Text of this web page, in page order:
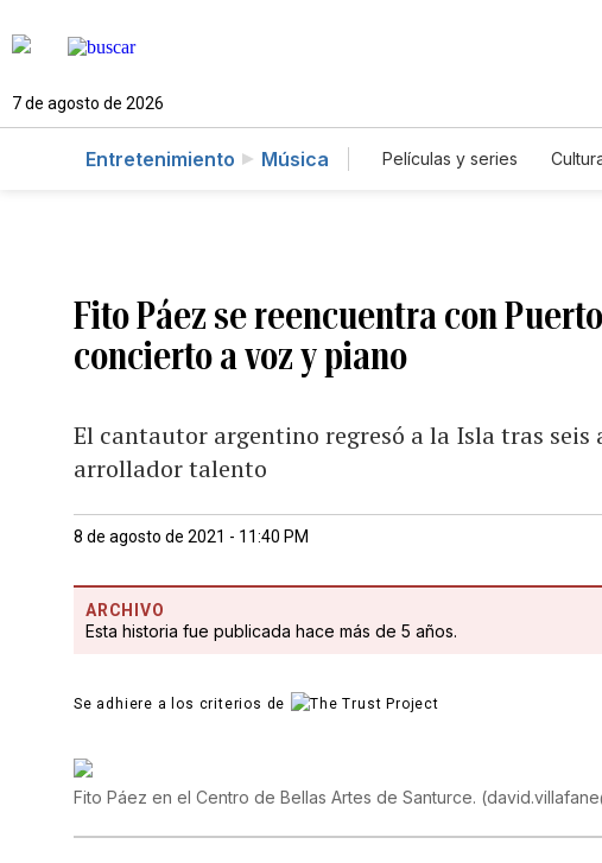
7 de agosto de 2026
Entretenimiento Música Películas y series
Fito Páez se reencuentra con
concierto a voz y piano
El cantautor argentino regresó a la Isla tras
arrollador talento
8 de agosto de 2021 - 11:40 PM
ARCHIVO
Esta historia fue publicada hace más de 5 años.
Se adhiere a los criterios de
Fito Páez en el Centro de Bellas Artes de Santurce. (